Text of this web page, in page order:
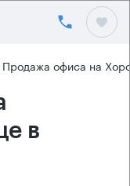
Продажа офиса на
в